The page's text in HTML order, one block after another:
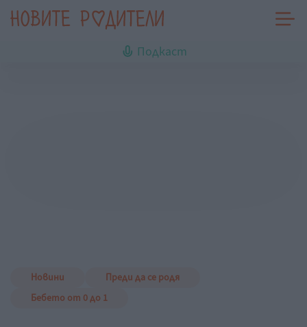
Подкаст
Новини
Преди да се родя
Бебето от 0 до 1